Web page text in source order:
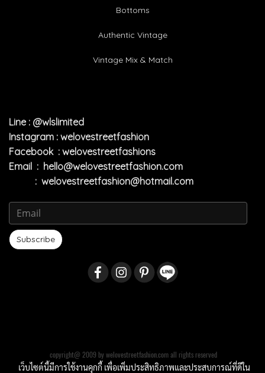
Bottoms
Authentic Vintage
Vintage Mix & Match
Line : @wlslimited
Instagram : welovestreetfashion
Facebook : welovestreetfashions
Email : hello@welovestreetfashion.com
: welovestreetfashion@hotmail.com
Subscribe
copyright@ 2009 by welovestreetfashion.com all rights reserved
เว็บไซต์นี้มีการใช้งานคุกกี้ เพื่อเพิ่มประสิทธิภาพและประสบการณ์ที่ดีใน